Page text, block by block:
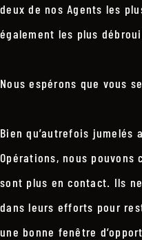
deux de nos Agents les
également les plus
Nous espérons que vous
Bien qu’autrefois jumelés
Opérations, nous pouvons
sont plus en contact. Ils
dans leurs efforts pour
une bonne fenêtre